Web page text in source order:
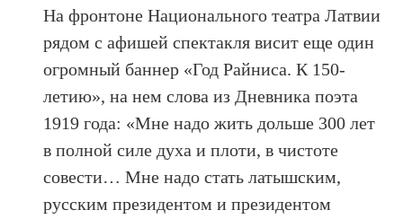
На фронтоне Национального театра Латвии
рядом с афишей спектакля висит еще один
огромный баннер «Год Райниса. К 150-
летию», на нем слова из Дневника поэта
1919 года: «Мне надо жить дольше 300 лет
в полной силе духа и плоти, в чистоте
совести… Мне надо стать латышским,
русским президентом и президентом